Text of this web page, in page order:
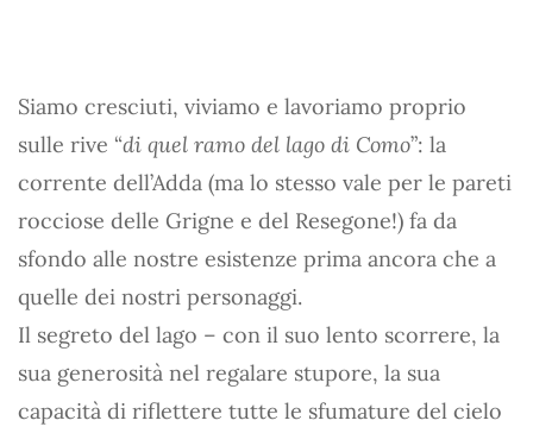
Siamo cresciuti, viviamo e lavoriamo proprio
sulle rive “di quel ramo del lago di Como”: la
corrente dell’Adda (ma lo stesso vale per le pareti
rocciose delle Grigne e del Resegone!) fa da
sfondo alle nostre esistenze prima ancora che a
quelle dei nostri personaggi.
Il segreto del lago – con il suo lento scorrere, la
sua generosità nel regalare stupore, la sua
capacità di riflettere tutte le sfumature del cielo